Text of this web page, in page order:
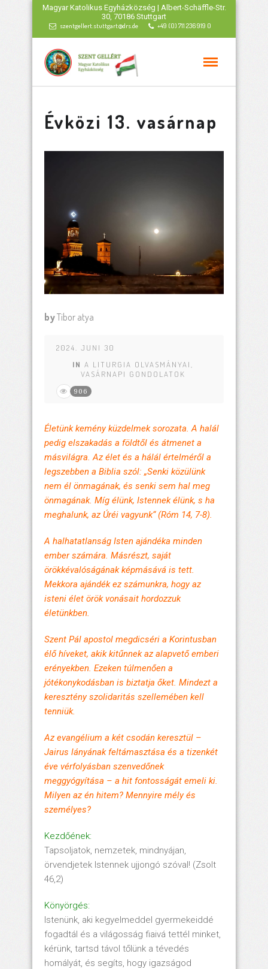
Magyar Katolikus Egyházközség | Albert-Schäffle-Str.
30, 70186 Stuttgart
szentgellert.stuttgart@drs.de +49 (0) 711 236 919 0
Évközi 13. vasárnap
byTibor atya
2024. JUNI 30
IN A LITURGIA OLVASMÁNYAI
VASÁRNAPI GONDOLATOK
906
Életünk kemény küzdelmek sorozata. A halál
pedig elszakadás a földtől és átmenet a
másvilágra. Az élet és a hálál értelméről a
legszebben a Biblia szól: „Senki közülünk
nem él önmagának, és senki sem hal meg
önmagának. Míg élünk, Istennek élünk, s ha
meghalunk, az Úréi vagyunk“ (Róm 14, 7-8).
A halhatatlanság Isten ajándéka minden
ember számára. Másrészt, saját
örökkévalóságának képmásává is tett.
Mekkora ajándék ez számunkra, hogy az
isteni élet örök vonásait hordozzuk
életünkben.
Szent Pál apostol megdicséri a Korintusban
élő híveket, akik kitűnnek az alapvető emberi
erényekben. Ezeken túlmenően a
jótékonykodásban is biztatja őket. Mindezt a
keresztény szolidaritás szellemében kell
tenniük.
Az evangélium a két csodán keresztül –
Jairus lányának feltámasztása és a tizenkét
éve vérfolyásban szenvedőnek
meggyógyítása – a hit fontosságát emeli ki.
Milyen az én hitem? Mennyire mély és
személyes?
Kezdőének:
Tapsoljatok, nemzetek, mindnyájan,
örvendjetek Istennek ujjongó szóval! (Zsolt
46,2)
Könyörgés:
Istenünk, aki kegyelmeddel gyermekeiddé
fogadtál és a világosság fiaivá tettél minket,
kérünk, tartsd távol tőlünk a tévedés
homályát, és segíts, hogy igazságod